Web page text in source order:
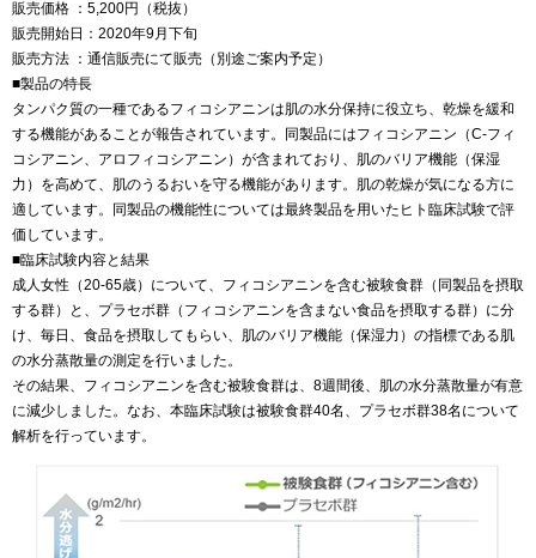
販売価格 ：5,200円（税抜）
販売開始日：2020年9月下旬
販売方法 ：通信販売にて販売（別途ご案内予定）
■製品の特長
タンパク質の一種であるフィコシアニンは肌の水分保持に役立ち、乾燥を緩和
する機能があることが報告されています。同製品にはフィコシアニン（C‐フィ
コシアニン、アロフィコシアニン）が含まれており、肌のバリア機能（保湿
力）を高めて、肌のうるおいを守る機能があります。肌の乾燥が気になる方に
適しています。同製品の機能性については最終製品を用いたヒト臨床試験で評
価しています。
■臨床試験内容と結果
成人女性（20-65歳）について、フィコシアニンを含む被験食群（同製品を摂取
する群）と、プラセボ群（フィコシアニンを含まない食品を摂取する群）に分
け、毎日、食品を摂取してもらい、肌のバリア機能（保湿力）の指標である肌
の水分蒸散量の測定を行いました。
その結果、フィコシアニンを含む被験食群は、8週間後、肌の水分蒸散量が有意
に減少しました。なお、本臨床試験は被験食群40名、プラセボ群38名について
解析を行っています。